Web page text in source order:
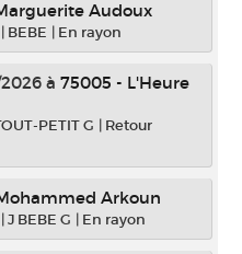
Audoux
| BEBE | En rayon
à 75005 - L'Heure
PETIT G | Retour
Arkoun
|J BEBE G | En rayon